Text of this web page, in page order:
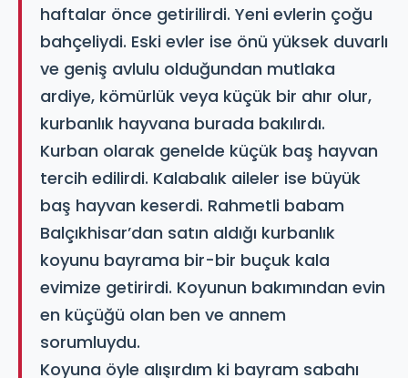
haftalar önce getirilirdi. Yeni evlerin çoğu
bahçeliydi. Eski evler ise önü yüksek duvarlı
ve geniş avlulu olduğundan mutlaka
ardiye, kömürlük veya küçük bir ahır olur,
kurbanlık hayvana burada bakılırdı.
Kurban olarak genelde küçük baş hayvan
tercih edilirdi. Kalabalık aileler ise büyük
baş hayvan keserdi. Rahmetli babam
Balçıkhisar’dan satın aldığı kurbanlık
koyunu bayrama bir-bir buçuk kala
evimize getirirdi. Koyunun bakımından evin
en küçüğü olan ben ve annem
sorumluydu.
Koyuna öyle alışırdım ki bayram sabahı